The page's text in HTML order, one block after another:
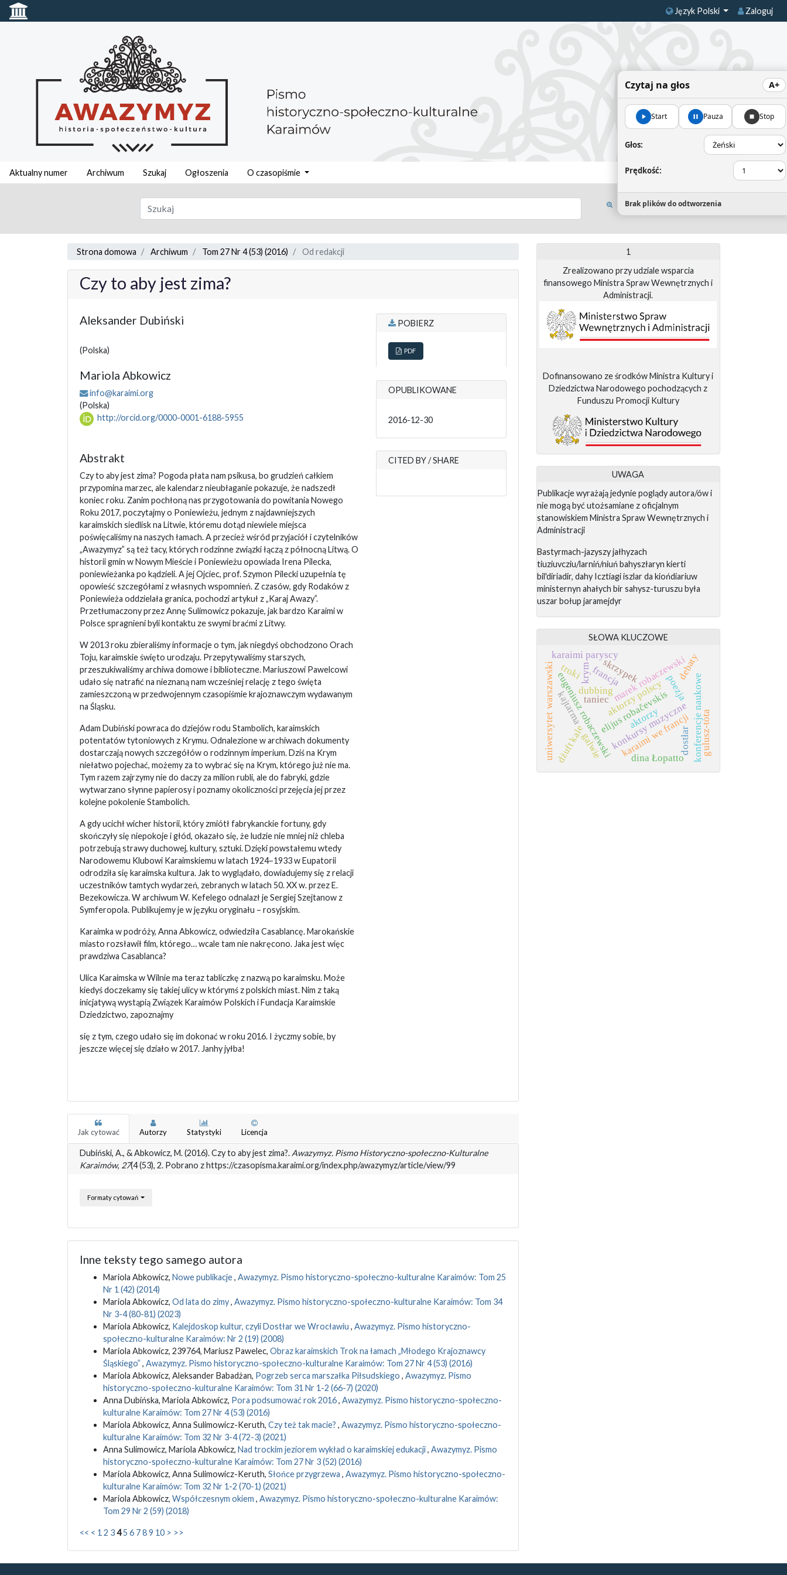
Czytaj na głos A+
Start Pauza Stop
Głos:
Prędkość:
Brak plików do odtworzenia
Język Polski Zaloguj
Aktualny numer Archiwum Szukaj Ogłoszenia O czasopiśmie
Strona domowa Archiwum Tom 27 Nr 4 (53) (2016) Od redakcji
Czy to aby jest zima?
Aleksander Dubiński
(Polska)
Mariola Abkowicz
info@karaimi.org
(Polska)
http://orcid.org/0000-0001-6188-5955
Abstrakt
Czy to aby jest zima? Pogoda płata nam psikusa, bo grudzień całkiem
przypomina marzec, ale kalendarz nieubłaganie pokazuje, że nadszedł
koniec roku. Zanim pochłoną nas przygotowania do powitania Nowego
Roku 2017, poczytajmy o Poniewieżu, jednym z najdawniejszych
karaimskich siedlisk na Litwie, któremu dotąd niewiele miejsca
poświęcaliśmy na naszych łamach. A przecież wśród przyjaciół i czytelników
„Awazymyz” są też tacy, których rodzinne związki łączą z północną Litwą. O
historii gmin w Nowym Mieście i Poniewieżu opowiada Irena Pilecka,
poniewieżanka po kądzieli. A jej Ojciec, prof. Szymon Pilecki uzupełnia tę
opowieść szczegółami z własnych wspomnień. Z czasów, gdy Rodaków z
Poniewieża oddzielała granica, pochodzi artykuł z „Karaj Awazy”.
Przetłumaczony przez Annę Sulimowicz pokazuje, jak bardzo Karaimi w
Polsce spragnieni byli kontaktu ze swymi braćmi z Litwy.
W 2013 roku zbieraliśmy informacje o tym, jak niegdyś obchodzono Orach
Toju, karaimskie święto urodzaju. Przepytywaliśmy starszych,
przeszukiwaliśmy archiwa domowe i biblioteczne. Mariuszowi Pawelcowi
udało się natrafić na nieznaną nam wcześniej relację z tego święta
zamieszczoną w przedwojennym czasopiśmie krajoznawczym wydawanym
na Śląsku.
Adam Dubiński powraca do dziejów rodu Stambolich, karaimskich
potentatów tytoniowych z Krymu. Odnalezione w archiwach dokumenty
dostarczają nowych szczegółów o rodzinnym imperium. Dziś na Krym
niełatwo pojechać, możemy za to wybrać się na Krym, którego już nie ma.
Tym razem zajrzymy nie do daczy za milion rubli, ale do fabryki, gdzie
wytwarzano słynne papierosy i poznamy okoliczności przejęcia jej przez
kolejne pokolenie Stambolich.
A gdy ucichł wicher historii, który zmiótł fabrykanckie fortuny, gdy
skończyły się niepokoje i głód, okazało się, że ludzie nie mniej niż chleba
potrzebują strawy duchowej, kultury, sztuki. Dzięki powstałemu wtedy
Narodowemu Klubowi Karaimskiemu w latach 1924–1933 w Eupatorii
odrodziła się karaimska kultura. Jak to wyglądało, dowiadujemy się z relacji
uczestników tamtych wydarzeń, zebranych w latach 50. XX w. przez E.
Bezekowicza. W archiwum W. Kefelego odnalazł je Sergiej Szejtanow z
Symferopola. Publikujemy je w języku oryginału – rosyjskim.
Karaimka w podróży, Anna Abkowicz, odwiedziła Casablancę. Marokańskie
miasto rozsławił film, którego… wcale tam nie nakręcono. Jaka jest więc
prawdziwa Casablanca?
Ulica Karaimska w Wilnie ma teraz tabliczkę z nazwą po karaimsku. Może
kiedyś doczekamy się takiej ulicy w którymś z polskich miast. Nim z taką
inicjatywą wystąpią Związek Karaimów Polskich i Fundacja Karaimskie
Dziedzictwo, zapoznajmy
się z tym, czego udało się im dokonać w roku 2016. I życzmy sobie, by
jeszcze więcej się działo w 2017. Janhy jyłba!
POBIERZ
PDF
OPUBLIKOWANE
2016-12-30
CITED BY / SHARE
Jak cytować Autorzy Statystyki Licencja
Dubiński, A., & Abkowicz, M. (2016). Czy to aby jest zima?. Awazymyz. Pismo Historyczno-społeczno-Kulturalne
Karaimów, 27(4 (53), 2. Pobrano z https://czasopisma.karaimi.org/index.php/awazymyz/article/view/99
Formaty cytowań
Inne teksty tego samego autora
Mariola Abkowicz, Nowe publikacje, Awazymyz. Pismo historyczno-społeczno-kulturalne Karaimów: Tom 25
Nr 1 (42) (2014)
Mariola Abkowicz, Od lata do zimy, Awazymyz. Pismo historyczno-społeczno-kulturalne Karaimów: Tom 34
Nr 3-4 (80-81) (2023)
Mariola Abkowicz, Kalejdoskop kultur, czyli Dostłar we Wrocławiu , Awazymyz. Pismo historyczno-
społeczno-kulturalne Karaimów: Nr 2 (19) (2008)
Mariola Abkowicz, 239764, Mariusz Pawelec, Obraz karaimskich Trok na łamach „Młodego Krajoznawcy
Śląskiego” , Awazymyz. Pismo historyczno-społeczno-kulturalne Karaimów: Tom 27 Nr 4 (53) (2016)
Mariola Abkowicz, Aleksander Babadżan, Pogrzeb serca marszałka Piłsudskiego , Awazymyz. Pismo
historyczno-społeczno-kulturalne Karaimów: Tom 31 Nr 1-2 (66-7) (2020)
Anna Dubińska, Mariola Abkowicz, Pora podsumować rok 2016, Awazymyz. Pismo historyczno-społeczno-
kulturalne Karaimów: Tom 27 Nr 4 (53) (2016)
Mariola Abkowicz, Anna Sulimowicz-Keruth, Czy też tak macie? , Awazymyz. Pismo historyczno-społeczno-
kulturalne Karaimów: Tom 32 Nr 3-4 (72-3) (2021)
Anna Sulimowicz, Mariola Abkowicz, Nad trockim jeziorem wykład o karaimskiej edukacji, Awazymyz. Pismo
historyczno-społeczno-kulturalne Karaimów: Tom 27 Nr 3 (52) (2016)
Mariola Abkowicz, Anna Sulimowicz-Keruth, Słońce przygrzewa , Awazymyz. Pismo historyczno-społeczno-
kulturalne Karaimów: Tom 32 Nr 1-2 (70-1) (2021)
Mariola Abkowicz, Współczesnym okiem , Awazymyz. Pismo historyczno-społeczno-kulturalne Karaimów:
Tom 29 Nr 2 (59) (2018)
<< < 1 2 3 4 5 6 7 8 9 10 > >>
1
Zrealizowano przy udziale wsparcia
finansowego Ministra Spraw Wewnętrznych i
Administracji.
Dofinansowano ze środków Ministra Kultury i
Dziedzictwa Narodowego pochodzących z
Funduszu Promocji Kultury
UWAGA
Publikacje wyrażają jedynie poglądy autora/ów i
nie mogą być utożsamiane z oficjalnym
stanowiskiem Ministra Spraw Wewnętrznych i
Administracji
Bastyrmach-jazyszy jałhyzach
tiuziuvcziu/larniń/niuń bahyszłaryn kierti
bil'diriadir, dahy Icztiagi iszlar da kiońdiariuw
ministernyn ahałych bir sahysz-turuszu była
uszar bołup jaramejdyr
SŁOWA KLUCZOWE
marek robaczewski
aktorzy
aktorzy polscy
dubbing
eugeniusz robaczewskielijus robačevskis
skrzypek
konkursy muzyczne
karaimi paryscy
karaimi we francji
francja
uniwersytet warszawski konferencje naukowe
dostłar
dina Łopatto
poezja
dżuft kale gulusz-tota
taniec
kajtarma
krym
galwie
troki debaty